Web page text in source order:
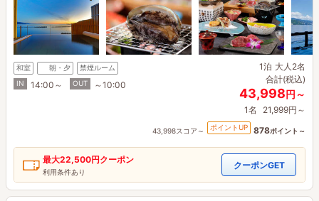
和室 朝・夕
禁煙ルーム
IN
14:00～ OUT ～10:00
1泊 大人2名
合計(税込)
43,998円～
1名 21,999円～
43,998スコア～ ポイントUP 878ポイント～
最大22,500円クーポン
利用条件あり
クーポンGET